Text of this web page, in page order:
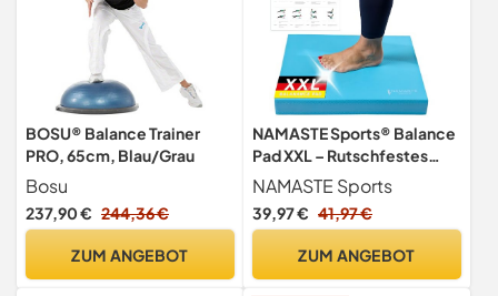
BOSU® Balance Trainer
PRO, 65cm, Blau/Grau
Bosu
237,90 € 244,36 €
ZUM ANGEBOT
NAMASTE Sports® Balance
Pad XXL – Rutschfestes
Trainingspad für
Physiotherapie, Yoga &
Home Workout – Inkl.
Widerstandsband
NAMASTE Sports
39,97 € 41,97 €
ZUM ANGEBOT